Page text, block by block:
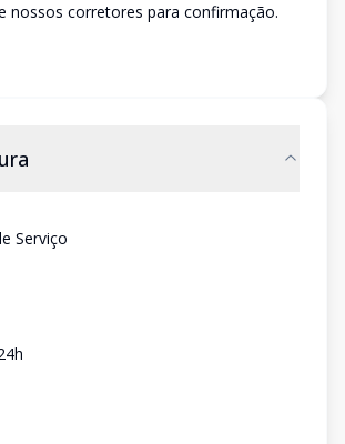
nossos corretores para confirmação.
Serviço